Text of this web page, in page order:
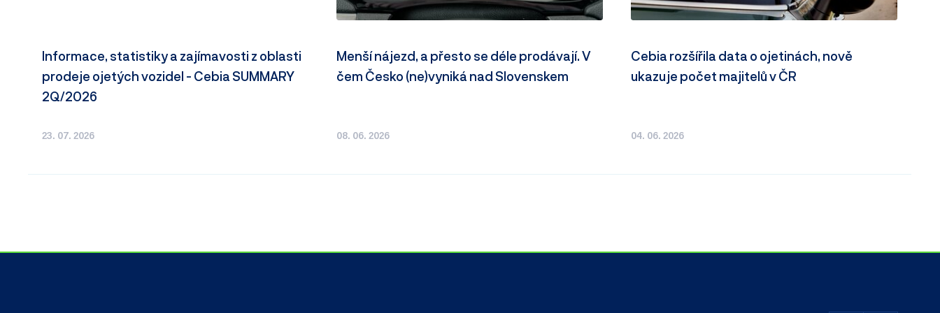
23. 07. 2026
Informace, statistiky a zajímavosti z oblasti
prodeje ojetých vozidel - Cebia SUMMARY
2Q/2026
08. 06. 2026
Menší nájezd, a přesto se déle prodávají. V
čem Česko (ne)vyniká nad Slovenskem
04. 06. 2026
Cebia rozšířila data o ojetinách, nově
ukazuje počet majitelů v ČR